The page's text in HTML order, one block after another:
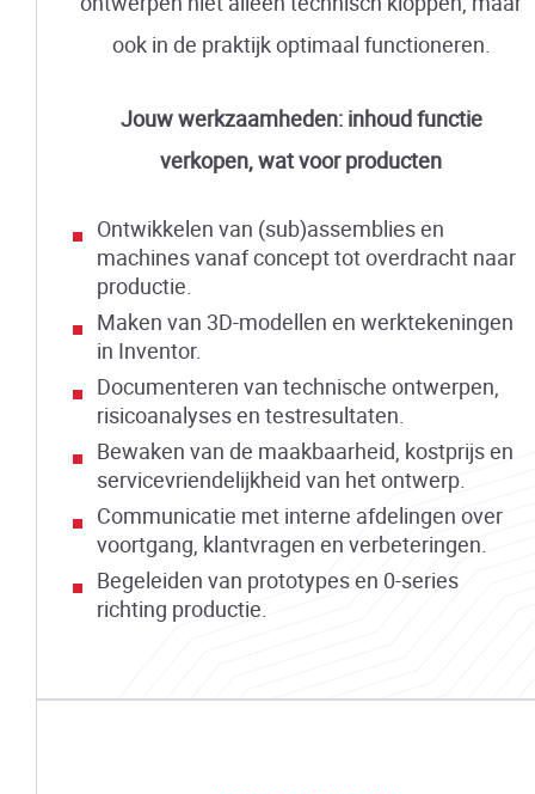
ook in de praktijk optimaal functioneren.
Jouw werkzaamheden: inhoud functie
verkopen, wat voor producten
Ontwikkelen van (sub)assemblies en
machines vanaf concept tot overdracht naar
productie.
Maken van 3D-modellen en werktekeningen
in Inventor.
Documenteren van technische ontwerpen,
risicoanalyses en testresultaten.
Bewaken van de maakbaarheid, kostprijs en
servicevriendelijkheid van het ontwerp.
Communicatie met interne afdelingen over
voortgang, klantvragen en verbeteringen.
Begeleiden van prototypes en 0-series
richting productie.